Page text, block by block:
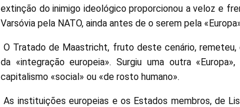
extinção do inimigo ideológico proporcionou a veloz e
Varsóvia pela NATO, ainda antes de o serem pela
O Tratado de Maastricht, fruto deste cenário,
da «integração europeia». Surgiu uma outra
capitalismo «social» ou «de rosto humano».
As instituições europeias e os Estados membros, de